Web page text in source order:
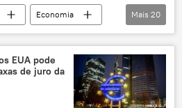
Economia
dólar
real
indústria
Mais 20
EUA pode
de juro da